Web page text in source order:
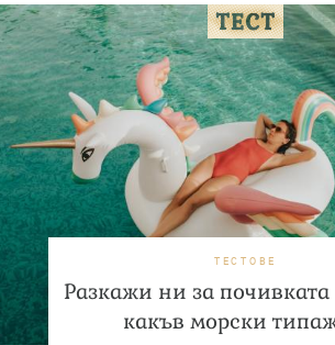
ТЕСТОВЕ
Разкажи ни за
какъв морски